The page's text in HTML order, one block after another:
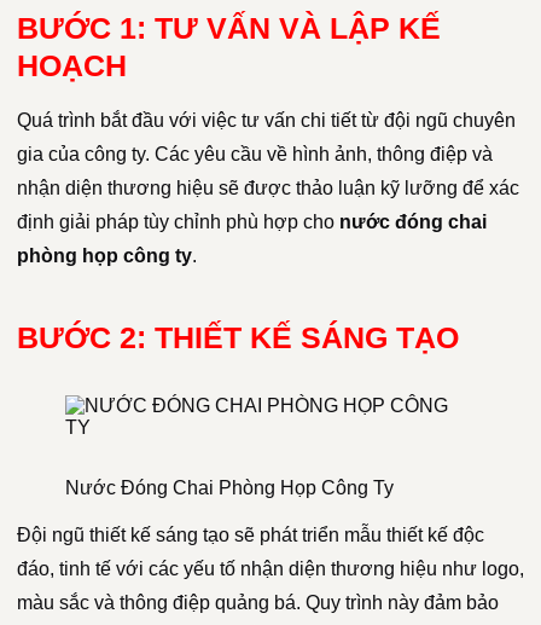
BƯỚC 1: TƯ VẤN VÀ LẬP KẾ
HOẠCH
Quá trình bắt đầu với việc tư vấn chi tiết từ đội ngũ chuyên
gia của công ty. Các yêu cầu về hình ảnh, thông điệp và
nhận diện thương hiệu sẽ được thảo luận kỹ lưỡng để xác
định giải pháp tùy chỉnh phù hợp cho nước đóng chai
phòng họp công ty.
BƯỚC 2: THIẾT KẾ SÁNG TẠO
Nước Đóng Chai Phòng Họp Công Ty
Đội ngũ thiết kế sáng tạo sẽ phát triển mẫu thiết kế độc
đáo, tinh tế với các yếu tố nhận diện thương hiệu như logo,
màu sắc và thông điệp quảng bá. Quy trình này đảm bảo